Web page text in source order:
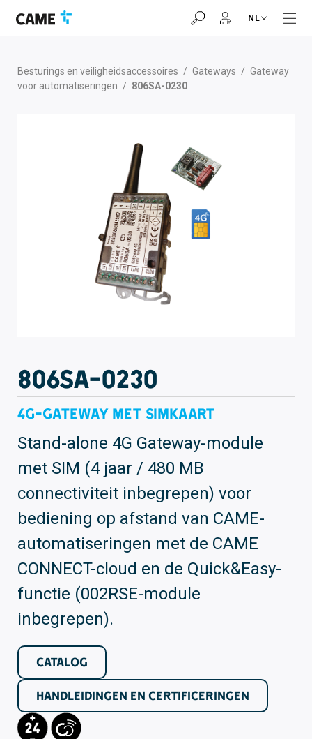
naar
naar
naar
NL
Besturings en veiligheidsaccessoires / Gateways / Gateway
voor automatiseringen / 806SA-0230
806SA-0230
4G-gateway met simkaart
Stand-alone 4G Gateway-module
met SIM (4 jaar / 480 MB
connectiviteit inbegrepen) voor
bediening op afstand van CAME-
automatiseringen met de CAME
CONNECT-cloud en de Quick&Easy-
functie (002RSE-module
inbegrepen).
CATALOG
HANDLEIDINGEN EN CERTIFICERINGEN